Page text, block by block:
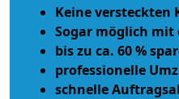
Keine versteckten
Sogar möglich mit
bis zu ca. 60 %
professionelle
schnelle